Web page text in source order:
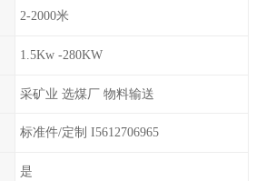
2-2000米
1.5Kw -280KW
采矿业 选煤厂 物料输送
标准件/定制 I5612706965
是